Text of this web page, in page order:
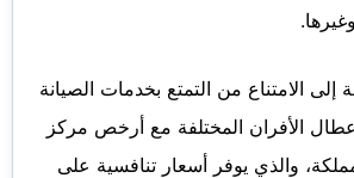
إلى الامتناع من التمتع بخدمات الصيانة
الأفران المختلفة مع أرخص مركز
والذي يوفر أسعار تنافسية على